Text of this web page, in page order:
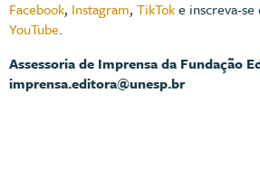
Facebook, Instagram, TikToke inscreva-se
YouTube.
Assessoria de Imprensa da Fundação
imprensa.editora@unesp.br